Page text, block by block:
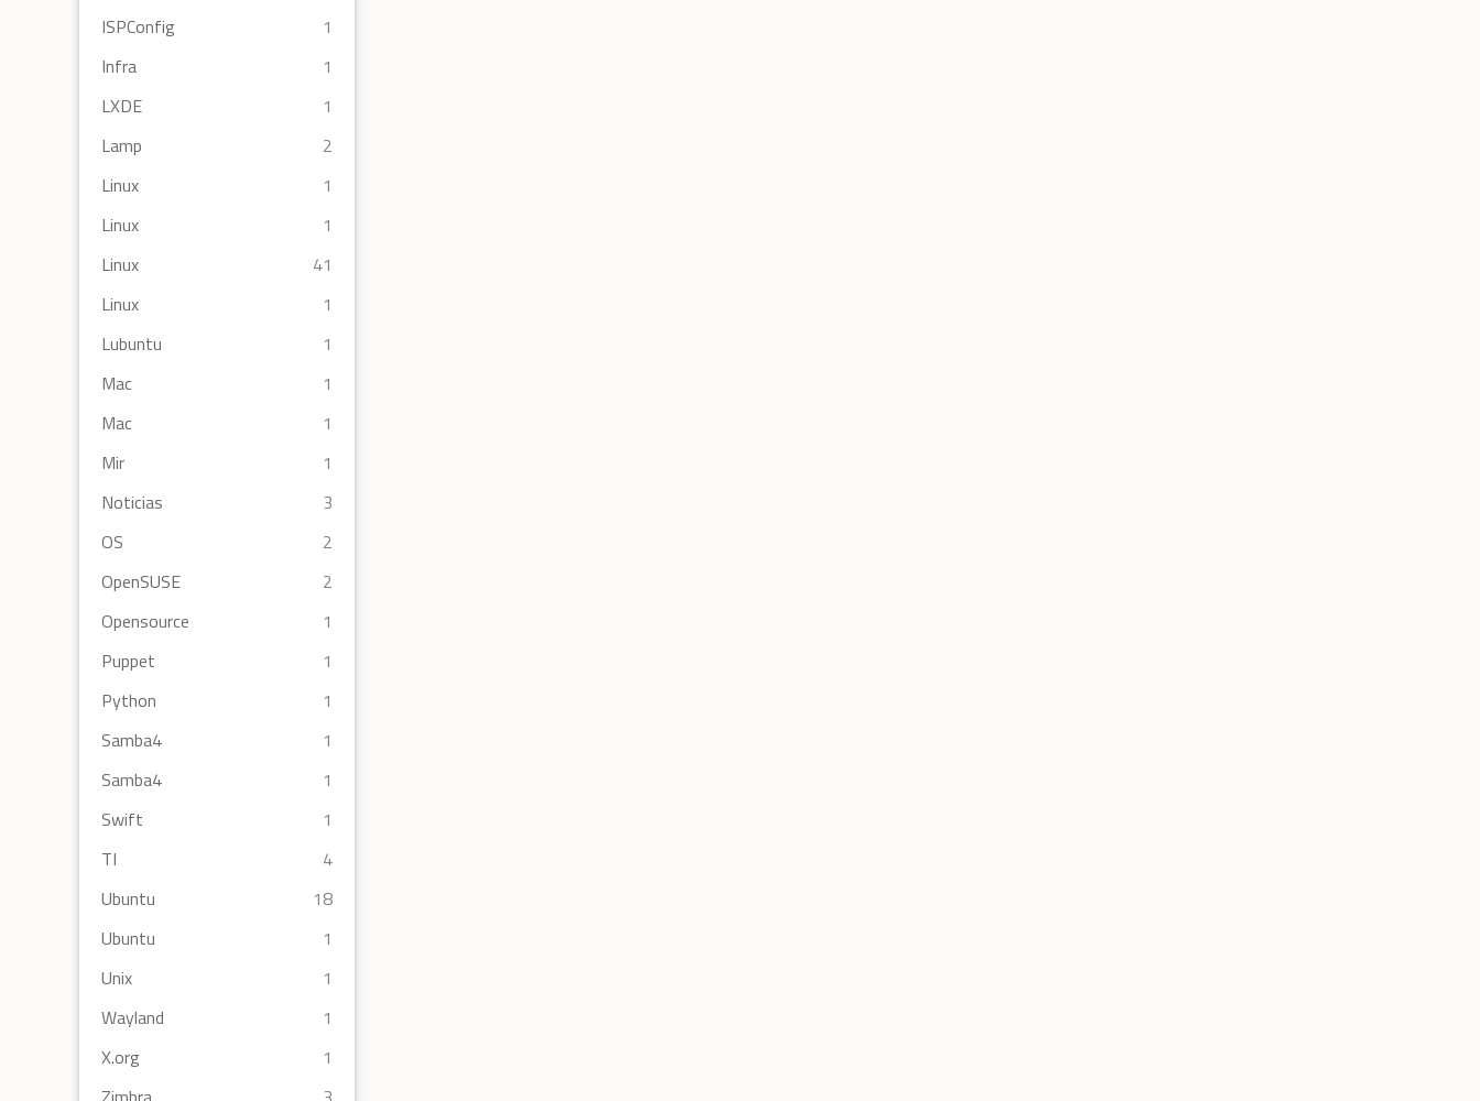
ISPConfig
1
Infra
1
LXDE
1
Lamp
2
Linux
1
Linux
1
Linux
41
Linux
1
Lubuntu
1
Mac
1
Mac
1
Mir
1
Noticias
3
OS
2
OpenSUSE
2
Opensource
1
Puppet
1
Python
1
Samba4
1
Samba4
1
Swift
1
TI
4
Ubuntu
18
Ubuntu
1
Unix
1
Wayland
1
X.org
1